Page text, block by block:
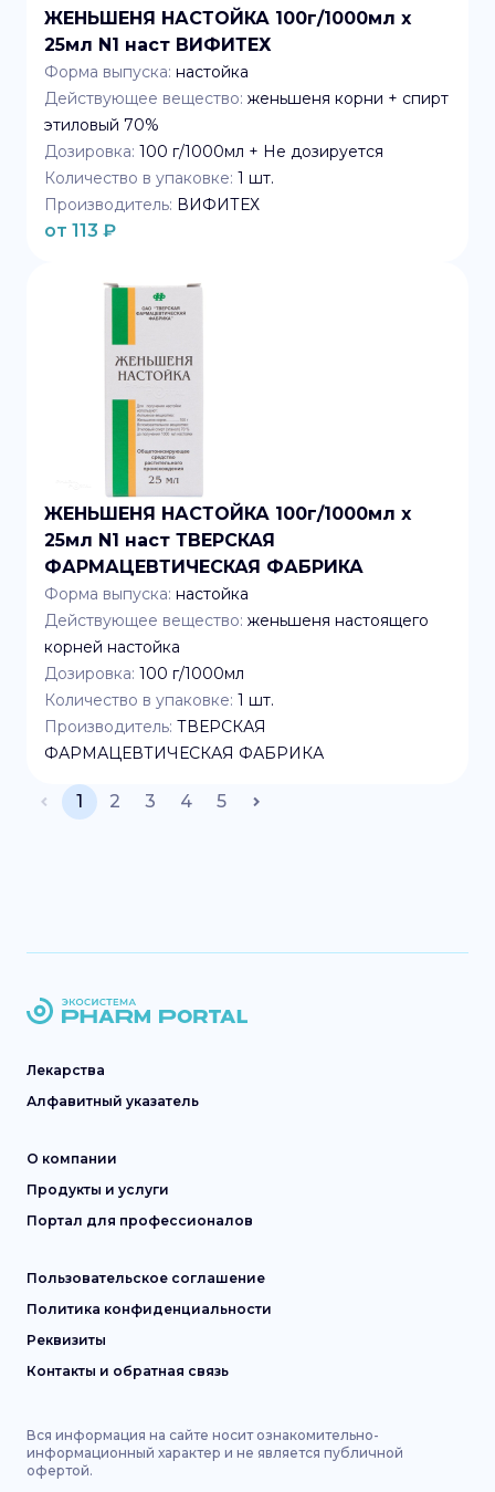
ЖЕНЬШЕНЯ НАСТОЙКА 100г/1000мл x
25мл N1 наст ВИФИТЕХ
Форма выпуска: настойка
Действующее вещество: женьшеня корни + спирт
этиловый 70%
Дозировка: 100 г/1000мл + Не дозируется
Количество в упаковке: 1 шт.
Производитель: ВИФИТЕХ
от 113 ₽
ЖЕНЬШЕНЯ НАСТОЙКА 100г/1000мл x
25мл N1 наст ТВЕРСКАЯ
ФАРМАЦЕВТИЧЕСКАЯ ФАБРИКА
Форма выпуска: настойка
Действующее вещество: женьшеня настоящего
корней настойка
Дозировка: 100 г/1000мл
Количество в упаковке: 1 шт.
Производитель: ТВЕРСКАЯ
ФАРМАЦЕВТИЧЕСКАЯ ФАБРИКА
1 2 3 4 5
Лекарства
Алфавитный указатель
О компании
Продукты и услуги
Портал для профессионалов
Пользовательское соглашение
Политика конфиденциальности
Реквизиты
Контакты и обратная связь
Вся информация на сайте носит ознакомительно-
информационный характер и не является публичной
офертой.